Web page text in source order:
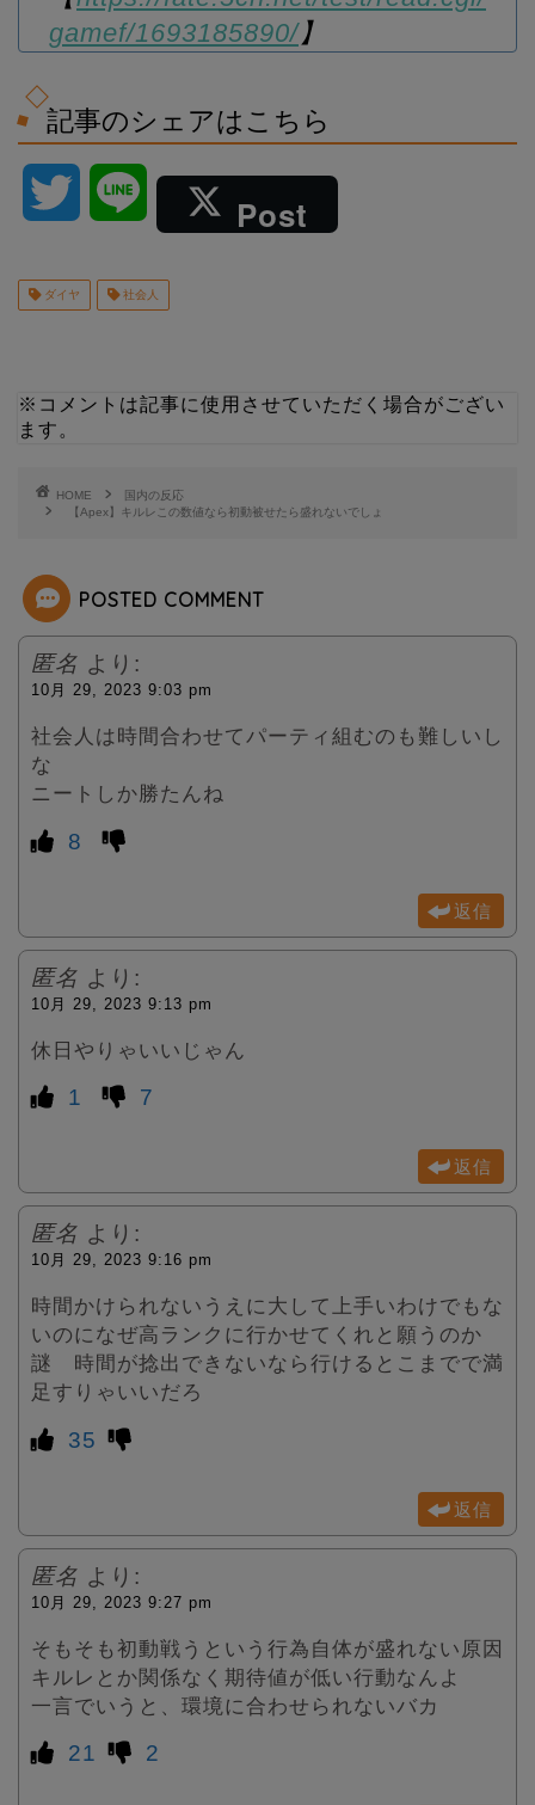
gamef/1693185890/】
記事のシェアはこちら
i n
Post
ダイヤ 社会人
※コメントは記事に使用させていただく場合がござい
ます。
HOME
国内の反応
【Apex】キルレこの数値なら初動被せたら盛れないでしょ
POSTED COMMENT
匿名 より:
10月 29, 2023 9:03 pm
社会人は時間合わせてパーティ組むのも難しいし
な
ニートしか勝たんね
8
返信
匿名 より:
10月 29, 2023 9:13 pm
休日やりゃいいじゃん
1 7
返信
匿名 より:
10月 29, 2023 9:16 pm
時間かけられないうえに大して上手いわけでもな
いのになぜ高ランクに行かせてくれと願うのか
謎 時間が捻出できないなら行けるとこまでで満
足すりゃいいだろ
35
返信
匿名 より:
10月 29, 2023 9:27 pm
そもそも初動戦うという行為自体が盛れない原因
キルレとか関係なく期待値が低い行動なんよ
一言でいうと、環境に合わせられないバカ
21 2